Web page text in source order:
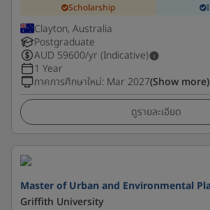
Scholarship
Clayton, Australia
Postgraduate
AUD 59600/yr (Indicative)
1 Year
ภาคการศึกษาใหม่: Mar 2027(Show more)
ดูรายละเอียด
Master of Urban and Environmental
Griffith University